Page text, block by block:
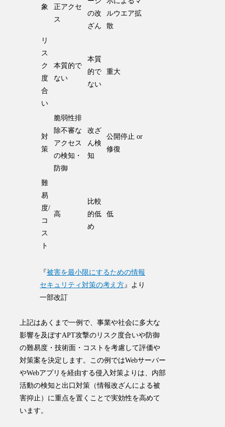
象
正アクセ
ス
の改
ざん
ルウエア拡
散
リ
ス
ク
度
合
い
本質的で
ない
本質
的で
ない
重大
対
策
脆弱性排
除不審な
アクセス
の検知・
防御
改ざ
ん検
知
公開停止 or
修復
難
易
度/
コ
ス
ト
高
比較
的低
め
低
『被害を最小限にするための情報
セキュリティ対策の考え方 』より
一部改訂
上記はあくまで一例で、事業や社会に多大な
影響を及ぼすAPT攻撃のリスク度合いや防御
の難易度・技術面・コストを考慮して評価や
対策案を決定します。この例ではWebサーバー
やWebアプリを経由する侵入対策よりは、内部
活動の検知と出口対策（情報改ざんによる被
害抑止）に重点を置くことで実効性を高めて
います。